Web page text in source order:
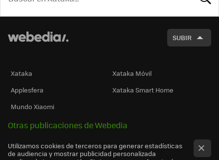
SUBIR
Xataka
Xataka Móvil
Applesfera
Xataka Smart Home
Mundo Xiaomi
Otras publicaciones de Webedia
Utilizamos cookies de terceros para generar estadísticas
de audiencia y mostrar publicidad personalizada